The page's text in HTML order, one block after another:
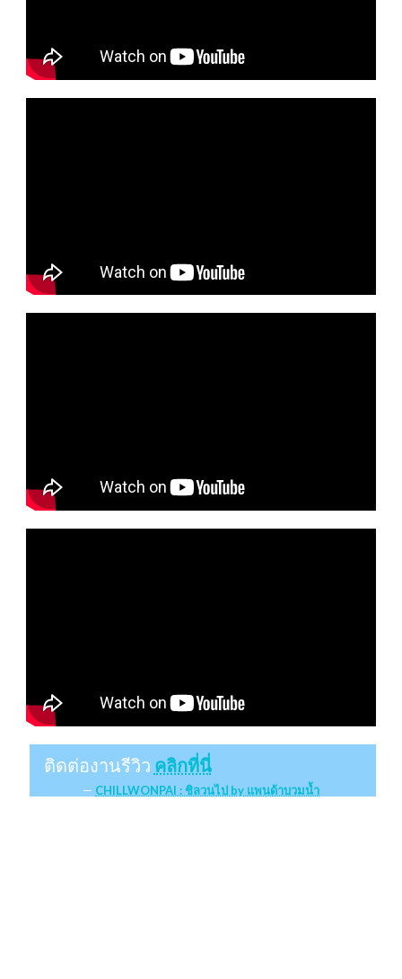
ติดต่องานรีวิว คลิกที่นี่
CHILLWONPAI : ชิลวนไป by แพนด้าบวมน้ำ